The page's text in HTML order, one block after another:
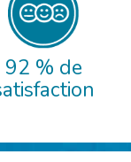
92 % de